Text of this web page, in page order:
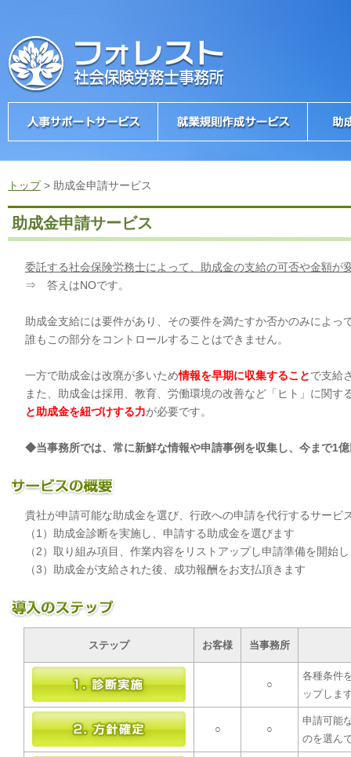
トップ> 助成金申請サービス
助成金申請サービス
委託する社会保険労務士によって、助成金の支給の可否や金額が
⇒ 答えはNOです。
助成金支給には要件があり、その要件を満たすか否かのみによっ
誰もこの部分をコントロールすることはできません。
一方で助成金は改廃が多いため情報を早期に収集することで支給
また、助成金は採用、教育、労働環境の改善など「ヒト」に関す
と助成金を紐づけする力が必要です。
◆当事務所では、常に新鮮な情報や申請事例を収集し、今まで1
貴社が申請可能な助成金を選び、行政への申請を代行するサービ
（1）助成金診断を実施し、申請する助成金を選びます
（2）取り組み項目、作業内容をリストアップし申請準備を開始
（3）助成金が支給された後、成功報酬をお支払頂きます
ステップ お客様 当事務所
○
各種条件
ップしま
○ ○
申請可能
のを選ん